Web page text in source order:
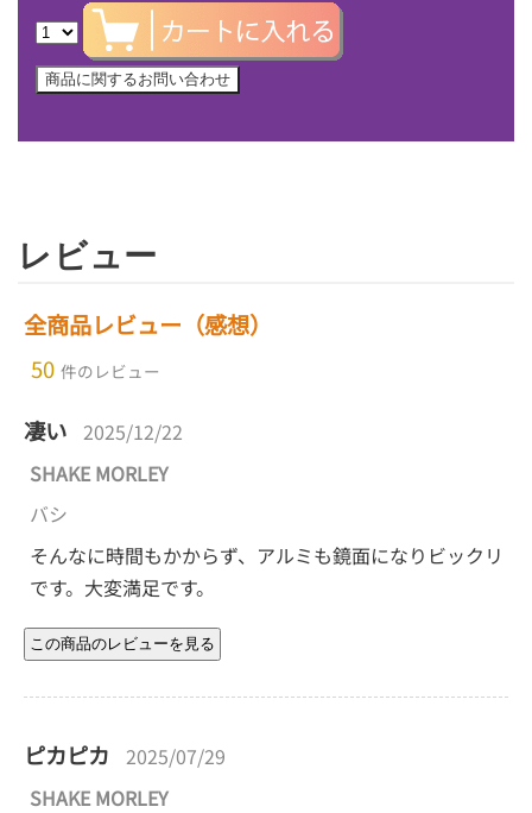
レビュー
全商品レビュー（感想）
50 件のレビュー
凄い
2025/12/22
SHAKE MORLEY
バシ
そんなに時間もかからず、アルミも鏡面になりビックリ
です。大変満足です。
ピカピカ
2025/07/29
SHAKE MORLEY